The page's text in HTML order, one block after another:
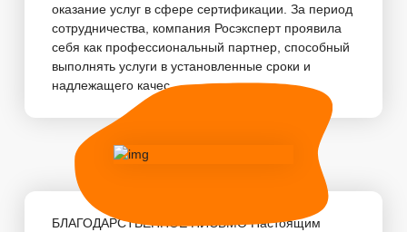
оказание услуг в сфере сертификации. За период
сотрудничества, компания Росэксперт проявила
себя как профессиональный партнер, способный
выполнять услуги в установленные сроки и
надлежащего качес...
БЛАГОДАРСТВЕННОЕ ПИСЬМО Настоящим